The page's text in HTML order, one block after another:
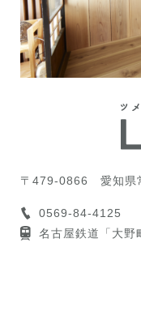
〒479-0866 愛知県
0569-84-4125
名古屋鉄道「大野